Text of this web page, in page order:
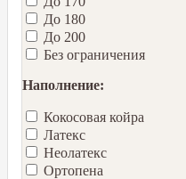
До 180
До 200
Без ограничения
Наполнение:
Кокосовая койра
Латекс
Неолатекс
Ортопена